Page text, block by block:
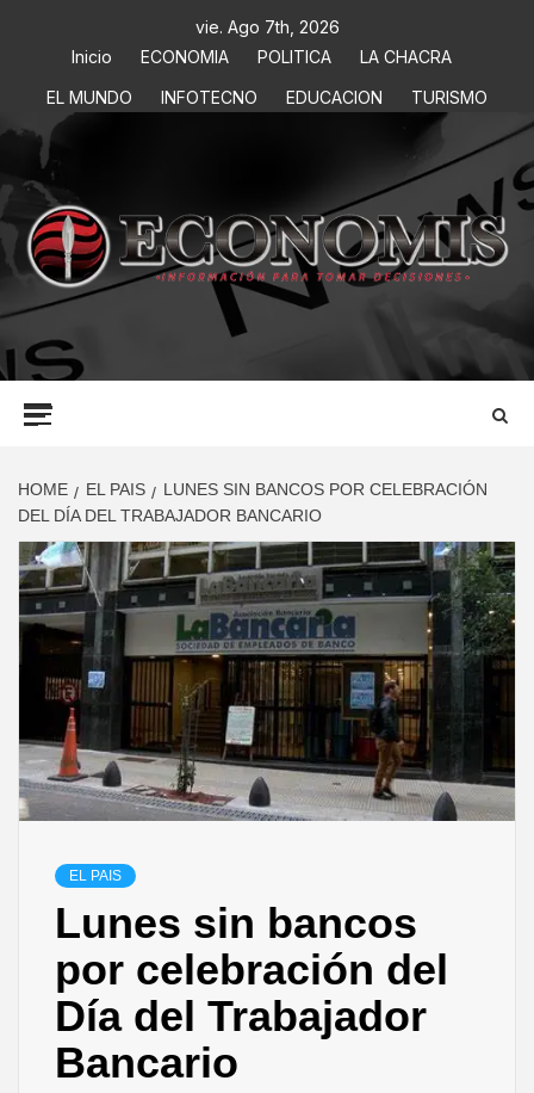
vie. Ago 7th, 2026
Inicio
ECONOMIA POLITICA
LA CHACRA
EL MUNDO
INFOTECNO EDUCACION TURISMO
ECONOMIS
INFORMACIÓN PARA TOMAR DECISIONES
HOME EL PAIS
LUNES SIN BANCOS POR CELEBRACIÓN
DEL DÍA DEL TRABAJADOR BANCARIO
EL PAIS
Lunes sin bancos
por celebración del
Día del Trabajador
Bancario